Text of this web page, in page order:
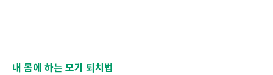
내 몸에 하는 모기 퇴치법